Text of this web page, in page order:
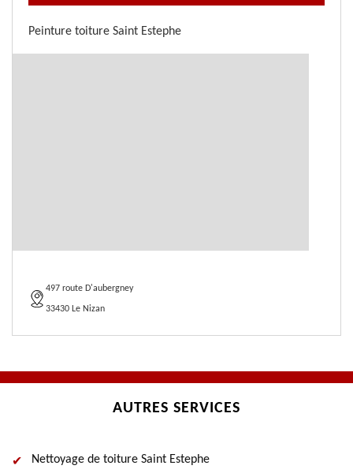
Peinture toiture Saint Estephe
497 route D'aubergney
33430 Le Nizan
AUTRES SERVICES
Nettoyage de toiture Saint Estephe